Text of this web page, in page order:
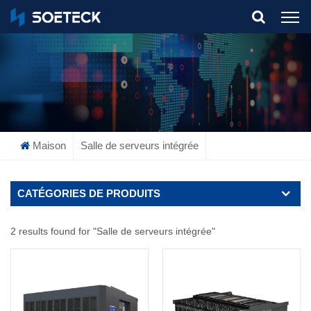
What Are You Looking For?
Maison Salle de serveurs intégrée
CATÉGORIES DE PRODUITS
2 results found for "Salle de serveurs intégrée"